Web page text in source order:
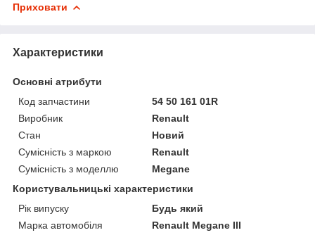
Приховати
Характеристики
Основні атрибути
Код запчастини
54 50 161 01R
Виробник
Renault
Стан
Новий
Сумісність з маркою
Renault
Сумісність з моделлю
Megane
Користувальницькі характеристики
Рік випуску
Будь який
Марка автомобіля
Renault Megane III